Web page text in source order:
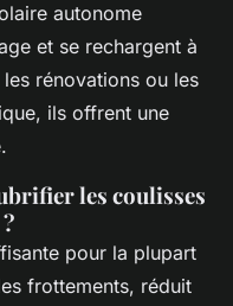
autonome
et se rechargent à
rénovations ou les
ils offrent une
les coulisses
pour la plupart
frottements, réduit